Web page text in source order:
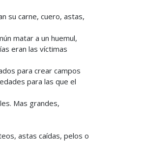
su carne, cuero, astas,
matar a un huemul,
eran las víctimas
para crear campos
para las que el
Mas grandes,
astas caídas, pelos o